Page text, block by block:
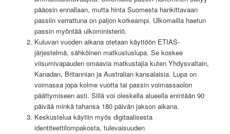
pääosin ennallaan, mutta hinta Suomesta hankittavaan
passiin verrattuna on paljon korkeampi. Ulkomailla haetun
passin myöntää ulkoministeriö.
Kuluvan vuoden aikana otetaan käyttöön ETIAS-
järjestelmä, sähköinen matkustuslupa. Se koskee
viisumivapauden omaavia matkustajia kuten Yhdysvaltain,
Kanadan, Britannian ja Australian kansalaisia. Lupa on
voimassa jopa kolme vuotta tai passin voimassaolon
päättymiseen asti. Sillä voi oleskella alueella enintään 90
päivää minkä tahansa 180 päivän jakson aikana.
Keskustelua käytiin myös digitaalisesta
identiteettilompakosta, tulevaisuuden